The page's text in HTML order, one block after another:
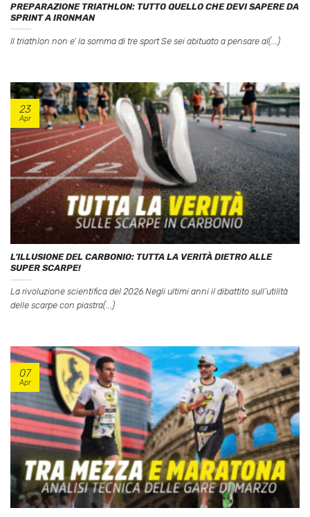
PREPARAZIONE TRIATHLON: TUTTO QUELLO CHE DEVI SAPERE DA
SPRINT A IRONMAN
Il triathlon non e’ la somma di tre sport Se sei abituato a pensare al(...)
L’ILLUSIONE DEL CARBONIO: TUTTA LA VERITÀ DIETRO ALLE
SUPER SCARPE!
La rivoluzione scientifica del 2026 Negli ultimi anni il dibattito sull’utilità
delle scarpe con piastra(...)
23
Apr
07
Apr